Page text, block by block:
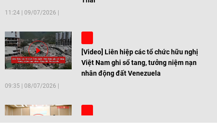
11:24 09/07/2026
[Video] Liên hiệp các tổ chức hữu nghị
Việt Nam ghi sổ tang, tưởng niệm nạn
nhân động đất Venezuela
09:35 08/07/2026
[Video] Trẻ em Đông Á cùng kiến tạo